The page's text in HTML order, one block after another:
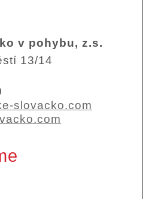
v pohybu, z.s.
13/14
slovacko.com